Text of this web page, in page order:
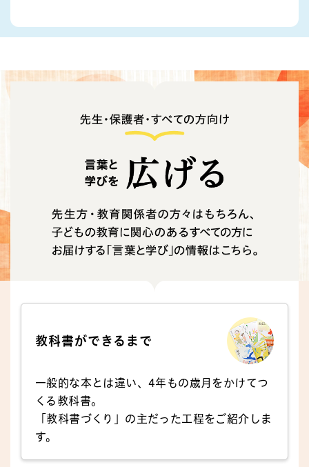
教科書ができるまで
一般的な本とは違い、4年もの歳月をかけてつ
くる教科書。
「教科書づくり」の主だった工程をご紹介しま
す。